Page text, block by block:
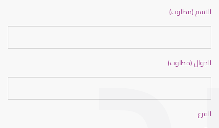
العمليات التجميلية للعين
الاسم (مطلوب)
الجوال (مطلوب)
الفرع